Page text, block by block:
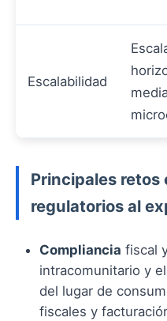
Escalabilidad
Principales retos
regulatorios al
Compliancia fiscal
intracomunitario y
del lugar de
fiscales y